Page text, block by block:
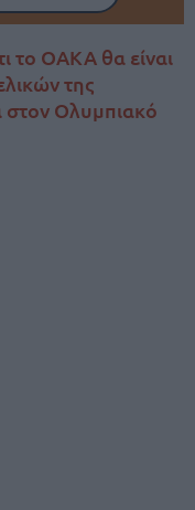
το ΟΑΚΑ θα είναι
της
Ολυμπιακό